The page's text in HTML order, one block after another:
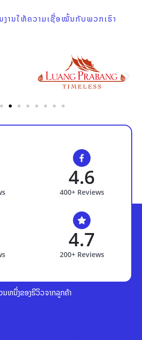
ງານໃຫ້ຄວາມເຊື່ອໝັ້ນກັບພວກເຮົາ
4.6
400+ Reviews
4.7
200+ Reviews
ຫນຶ່ງຂອງຣີວິວຈາກລູກຄ້າ